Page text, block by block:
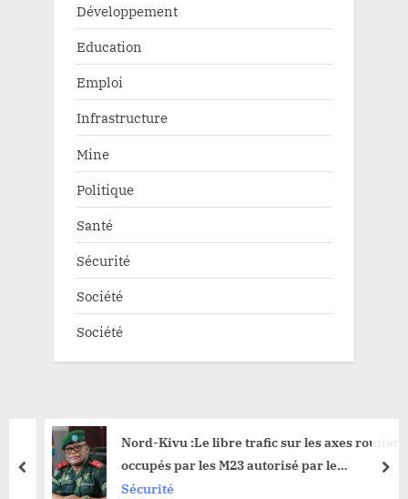
Développement
Education
Emploi
Infrastructure
Mine
Politique
Santé
Sécurité
Société
Société
Nord-Kivu :Le libre trafic sur les axes routiers
occupés par les M23 autorisé par le
gouverneur militaire
Sécurité
prev